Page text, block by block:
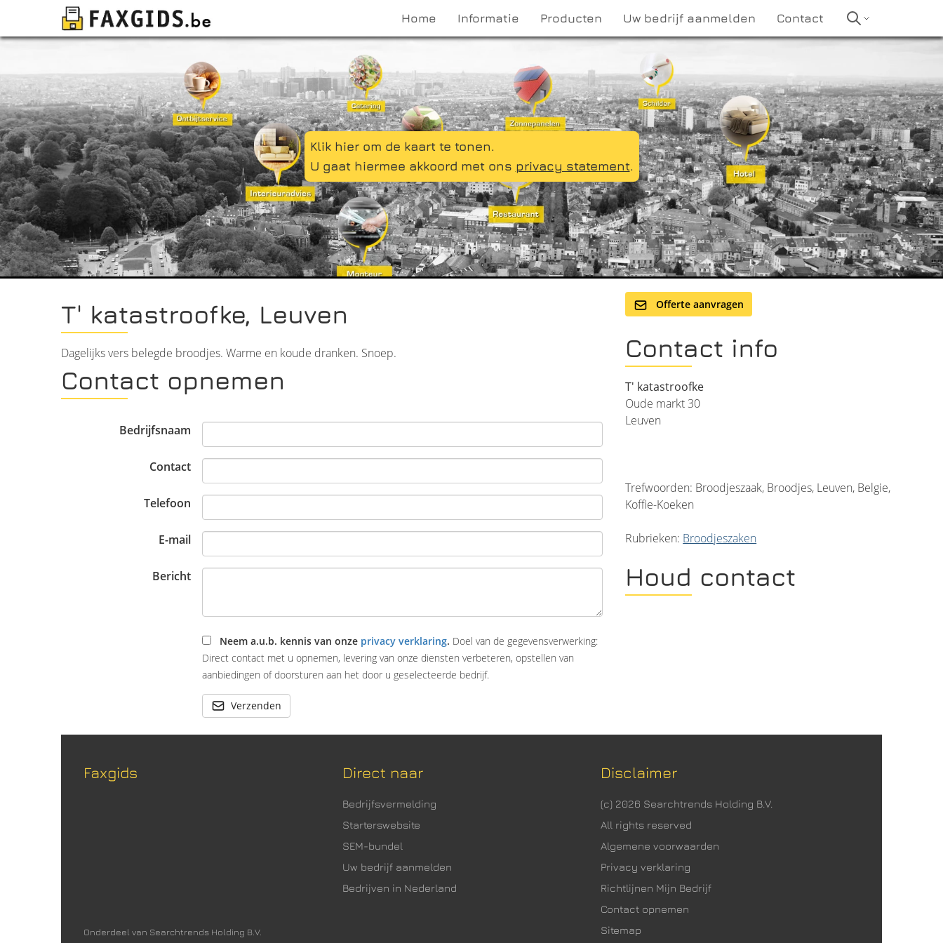
Home Informatie Producten Uw bedrijf aanmelden Contact
Klik hier om de kaart te tonen.
U gaat hiermee akkoord met ons privacy statement.
T' katastroofke, Leuven
Dagelijks vers belegde broodjes. Warme en koude dranken. Snoep.
Contact opnemen
Bedrijfsnaam
Contact
Telefoon
E-mail
Bericht
Neem a.u.b. kennis van onze privacy verklaring. Doel van de gegevensverwerking:
Direct contact met u opnemen, levering van onze diensten verbeteren, opstellen van
aanbiedingen of doorsturen aan het door u geselecteerde bedrijf.
Verzenden
Offerte aanvragen
Contact info
T' katastroofke
Oude markt 30
Leuven
Trefwoorden: Broodjeszaak, Broodjes, Leuven, Belgie,
Koffie-Koeken
Rubrieken: Broodjeszaken
Houd contact
Faxgids
Onderdeel van Searchtrends Holding B.V.
Direct naar
Bedrijfsvermelding
Starterswebsite
SEM-bundel
Uw bedrijf aanmelden
Bedrijven in Nederland
Disclaimer
(c) 2026 Searchtrends Holding B.V.
All rights reserved
Algemene voorwaarden
Privacy verklaring
Richtlijnen Mijn Bedrijf
Contact opnemen
Sitemap